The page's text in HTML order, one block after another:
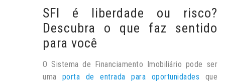
SFI é liberdade ou risco?
Descubra o que faz sentido
para você
O Sistema de Financiamento Imobiliário pode ser
uma porta de entrada para oportunidades que